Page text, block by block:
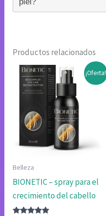
piel?
Productos relacionados
¡Oferta!
Belleza
BIONETIC – spray para el
crecimiento del cabello